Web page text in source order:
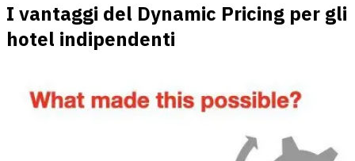
I vantaggi del Dynamic Pricing per gli
hotel indipendenti